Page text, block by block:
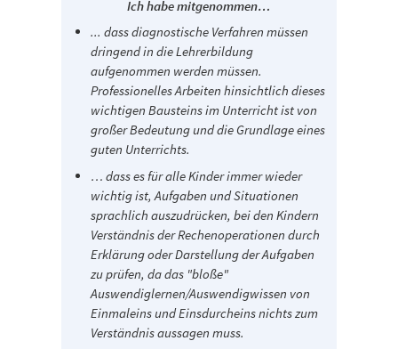
Ich habe mitgenommen…
... dass diagnostische Verfahren müssen
dringend in die Lehrerbildung
aufgenommen werden müssen.
Professionelles Arbeiten hinsichtlich dieses
wichtigen Bausteins im Unterricht ist von
großer Bedeutung und die Grundlage eines
guten Unterrichts.
… dass es für alle Kinder immer wieder
wichtig ist, Aufgaben und Situationen
sprachlich auszudrücken, bei den Kindern
Verständnis der Rechenoperationen durch
Erklärung oder Darstellung der Aufgaben
zu prüfen, da das "bloße"
Auswendiglernen/Auswendigwissen von
Einmaleins und Einsdurcheins nichts zum
Verständnis aussagen muss.